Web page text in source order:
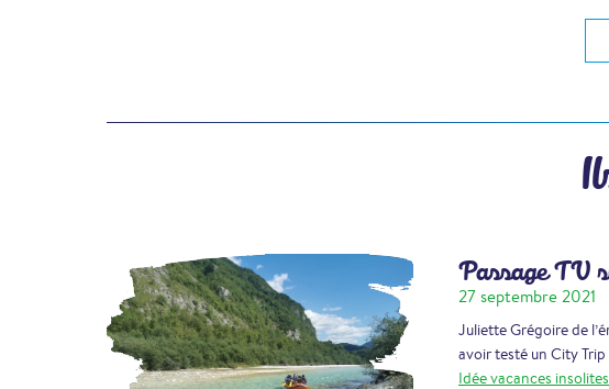
Passage TV
27 septembre 2021
Juliette Grégoire de
avoir testé un City
Idée vacances